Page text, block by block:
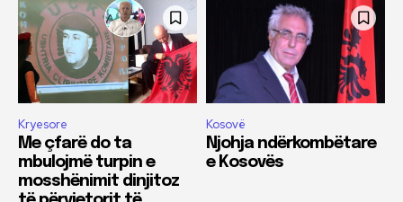
Kryesore
Me çfarë do ta
mbulojmë turpin e
mosshënimit dinjitoz
Kosovë
Njohja ndërkombëtare
e Kosovës